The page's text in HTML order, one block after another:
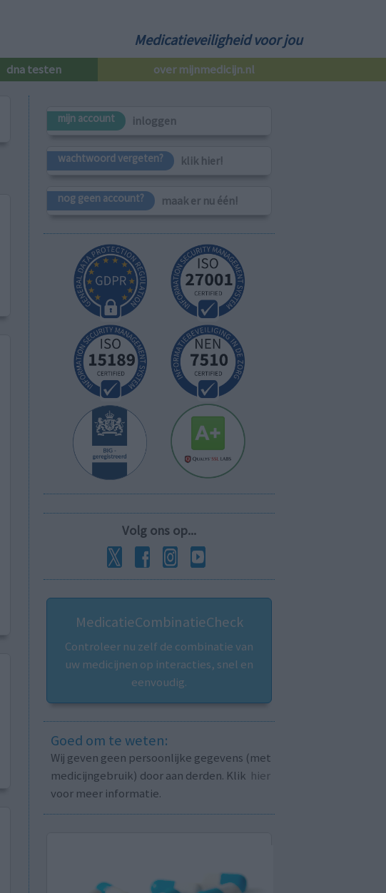
Medicatieveiligheid voor jou
dna testen over mijnmedicijn.nl
mijn account inloggen
wachtwoord vergeten? klik hier!
nog geen account? maak er nu één!
Volg ons op...
MedicatieCombinatieCheck
Controleer nu zelf de combinatie van
uw medicijnen op interacties, snel en
eenvoudig.
Goed om te weten:
Wij geven geen persoonlijke gegevens (met
medicijngebruik) door aan derden. Klik hier
voor meer informatie.